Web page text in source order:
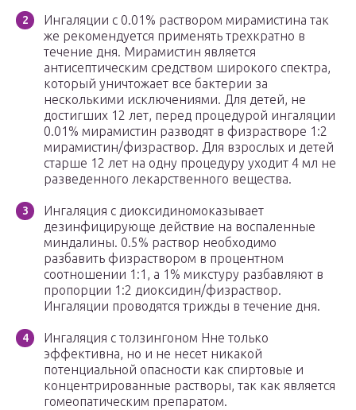
Ингаляции с 0.01% раствором мирамистина так
же рекомендуется применять трехкратно в
течение дня. Мирамистин является
антисептическим средством широкого спектра,
который уничтожает все бактерии за
несколькими исключениями. Для детей, не
достигших 12 лет, перед процедурой ингаляции
0.01% мирамистин разводят в физрастворе 1:2
мирамистин/физраствор. Для взрослых и детей
старше 12 лет на одну процедуру уходит 4 мл не
разведенного лекарственного вещества.
Ингаляция с диоксидиномоказывает
дезинфицирующе действие на воспаленные
миндалины. 0.5% раствор необходимо
разбавить физраствором в процентном
соотношении 1:1, а 1% микстуру разбавляют в
пропорции 1:2 диоксидин/физраствор.
Ингаляции проводятся трижды в течение дня.
Ингаляция с толзингоном Нне только
эффективна, но и не несет никакой
потенциальной опасности как спиртовые и
концентрированные растворы, так как является
гомеопатическим препаратом.